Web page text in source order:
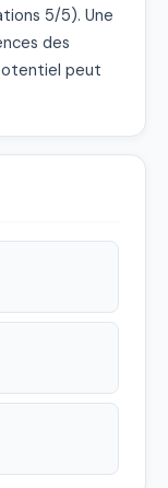
5/5). Une
des
peut